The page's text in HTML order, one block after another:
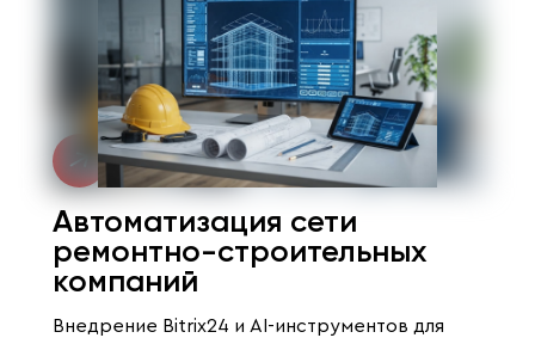
Автоматизация сети
ремонтно-строительных
компаний
Внедрение Bitrix24 и AI-инструментов для